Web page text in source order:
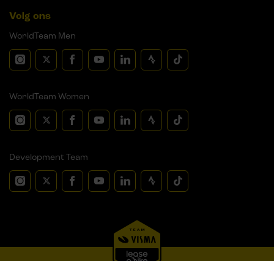
Volg ons
WorldTeam Men
WorldTeam Women
Development Team